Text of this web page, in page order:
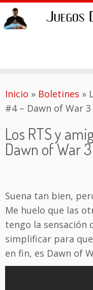
al
contenido
Inicio » Boletines »
#4 – Dawn of War
Los RTS y
Dawn of War
Suena tan bien,
Me huelo que las
tengo la sensación
simplificar para
en fin, es Dawn of